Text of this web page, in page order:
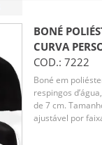
BONÉ
CURVA
COD.: 7222
Boné em
respingos
de 7 cm.
ajustável por